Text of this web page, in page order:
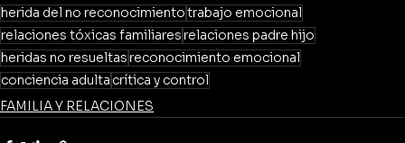
herida del no reconocimientotrabajo emocional
relaciones tóxicas familiaresrelaciones padre hijo
heridas no resueltasreconocimiento emocional
conciencia adulta crítica y control
FAMILIA Y RELACIONES